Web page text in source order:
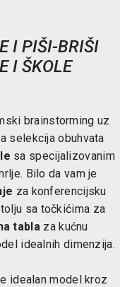
I PIŠI-BRIŠI
I ŠKOLE
brainstorming uz
selekcija obuhvata
sa specijalizovanim
Bilo da vam je
za konferencijsku
sa točkićima za
tabla za kućnu
idealnih dimenzija.
idealan model kroz